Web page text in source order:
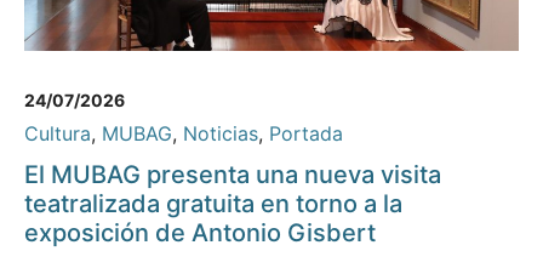
24/07/2026
Cultura, MUBAG, Noticias, Portada
El MUBAG presenta una nueva visita
teatralizada gratuita en torno a la
exposición de Antonio Gisbert